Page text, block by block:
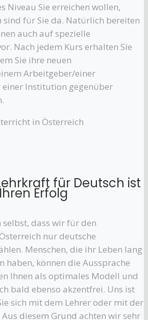
Niveau Sie erreichen wollen,
sind für Sie da. Natürlich bereiten
auch auf spezielle
Nach jedem Kurs erhalten Sie
Sie ihre neuen
Arbeitgeber/einer
Institution gegenüber
für Deutsch ist
Erfolg
selbst, dass wir für den
nur deutsche
Menschen, die ihr Leben lang
haben, können die Aussprache
Ihnen als optimales Modell und
bald ebenso akzentfrei. Uns ist
sich mit dem Lehrer oder mit der
diesem Grund achten wir sehr